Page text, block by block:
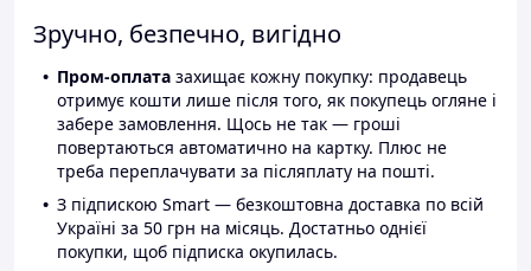
Зручно, безпечно, вигідно
Пром-оплата захищає кожну покупку: продавець
отримує кошти лише після того, як покупець огляне і
забере замовлення. Щось не так — гроші
повертаються автоматично на картку. Плюс не
треба переплачувати за післяплату на пошті.
З підпискою Smart — безкоштовна доставка по всій
Україні за 50 грн на місяць. Достатньо однієї
покупки, щоб підписка окупилась.